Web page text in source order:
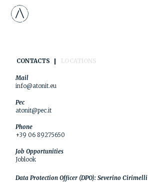
CONTACTS LOCATIONS
Mail
info@atonit.eu
Pec
atonit@pec.it
Phone
+39 06 89275650
Job Opportunities
Joblook
Data Protection Officer (DPO): Severino Cirimelli